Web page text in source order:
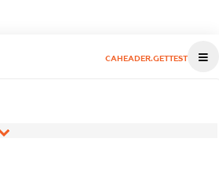
CAHEADER.GETTEST